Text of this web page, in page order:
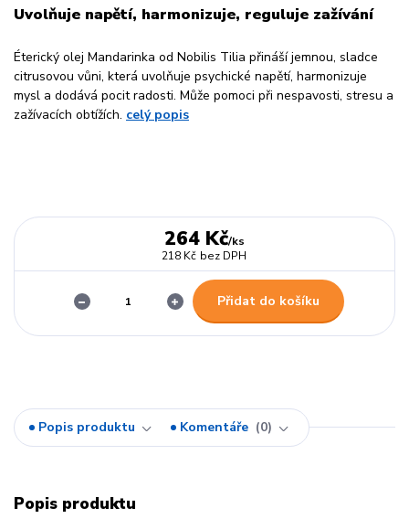
Uvolňuje napětí, harmonizuje, reguluje zažívání
Éterický olej Mandarinka od Nobilis Tilia přináší jemnou, sladce
citrusovou vůni, která uvolňuje psychické napětí, harmonizuje
mysl a dodává pocit radosti. Může pomoci při nespavosti, stresu a
zažívacích obtížích. celý popis
264 Kč/ks
218 Kč bez DPH
Přidat do košíku
Popis produktu Komentáře 0
Popis produktu